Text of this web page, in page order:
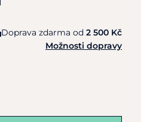
Doprava zdarma od 2 500 Kč
Možnosti dopravy